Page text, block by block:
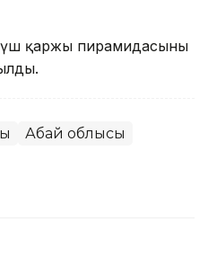
қаржы пирамидасының
Абай облысы